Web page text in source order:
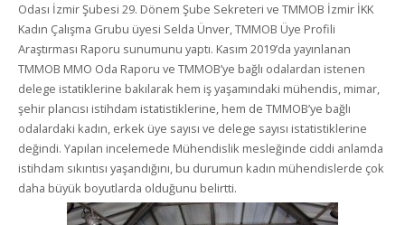
Odası İzmir Şubesi 29. Dönem Şube Sekreteri ve TMMOB İzmir İKK
Kadın Çalışma Grubu üyesi Selda Ünver, TMMOB Üye Profili
Araştırması Raporu sunumunu yaptı. Kasım 2019’da yayınlanan
TMMOB MMO Oda Raporu ve TMMOB’ye bağlı odalardan istenen
delege istatiklerine bakılarak hem iş yaşamındaki mühendis, mimar,
şehir plancısı istihdam istatistiklerine, hem de TMMOB’ye bağlı
odalardaki kadın, erkek üye sayısı ve delege sayısı istatistiklerine
değindi. Yapılan incelemede Mühendislik mesleğinde ciddi anlamda
istihdam sıkıntısı yaşandığını, bu durumun kadın mühendislerde çok
daha büyük boyutlarda olduğunu belirtti.